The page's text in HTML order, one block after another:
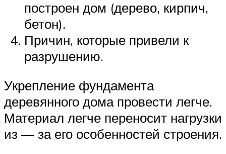
построен дом (дерево, кирпич,
бетон).
Причин, которые привели к
разрушению.
Укрепление фундамента
деревянного дома провести легче.
Материал легче переносит нагрузки
из — за его особенностей строения.